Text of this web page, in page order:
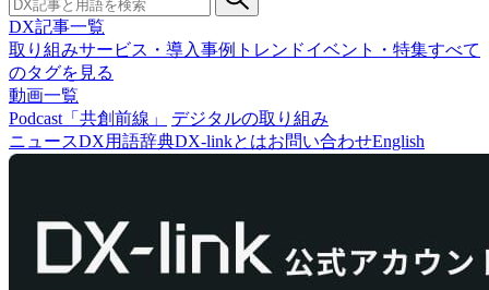
DX記事一覧
取り組みサービス・導入事例 トレンドイベント・特集すべて
のタグを見る
動画一覧
Podcast「共創前線」
デジタルの取り組み
ニュースDX用語辞典DX-linkとはお問い合わせEnglish